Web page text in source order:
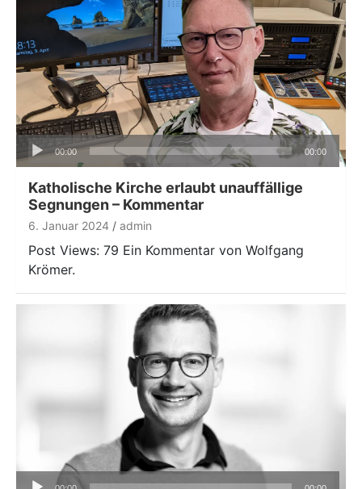
Audio-
Player
00:00 00:00
Katholische Kirche erlaubt unauffällige
Segnungen – Kommentar
6. Januar 2024 admin
Post Views: 79 Ein Kommentar von Wolfgang
Krömer.
Audio-